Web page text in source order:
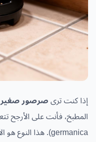
إذا كنت ترىصرصور صغير
germanica). هذا النوع هو الأخطر لأنه: